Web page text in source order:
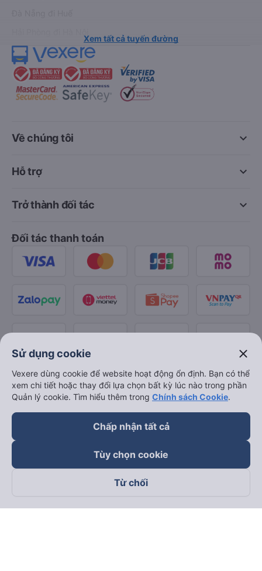
Xem tất cả tuyến đường
keyboard_arrow_down
Về chúng tôi
keyboard_arrow_down
Hỗ trợ
keyboard_arrow_down
Trở thành đối tác
Đối tác thanh toán
Theo dõi chúng tôi trên
Sử dụng cookie close
Vexere dùng cookie để website hoạt động ổn định. Bạn có thể
xem chi tiết hoặc thay đổi lựa chọn bất kỳ lúc nào trong phần
Quản lý cookie. Tìm hiểu thêm trong Chính sách Cookie.
Chấp nhận tất cả
Tùy chọn cookie
Từ chối